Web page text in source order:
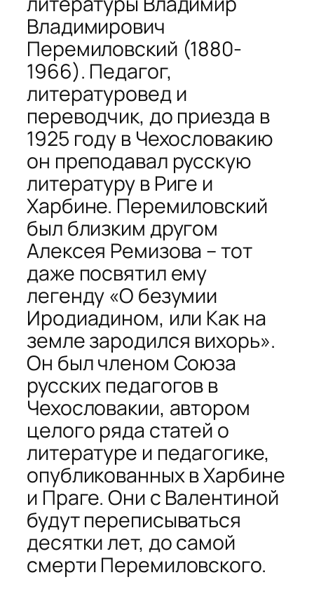
Владимирович
Перемиловский (1880-
1966). Педагог,
литературовед и
переводчик, до приезда в
1925 году в Чехословакию
он преподавал русскую
литературу в Риге и
Харбине. Перемиловский
был близким другом
Алексея Ремизова – тот
даже посвятил ему
легенду «О безумии
Иродиадином, или Как на
земле зародился вихорь».
Он был членом Союза
русских педагогов в
Чехословакии, автором
целого ряда статей о
литературе и педагогике,
опубликованных в Харбине
и Праге. Они с Валентиной
будут переписываться
десятки лет, до самой
смерти Перемиловского.